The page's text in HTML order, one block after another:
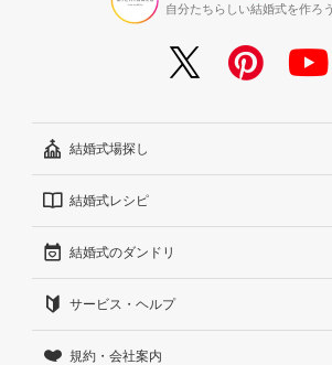
自分たちらしい結婚式を作ろう
結婚式場探し
エリアから探す
こだわりから探す
雰囲気から探す
見積りから探す
結婚式レシピ
結婚式準備レポート『ハナレポ』
結婚式当日の動画『ムビレポ』
結婚式のダンドリ
結婚準備ガイド
Wedding Park Magazine
サービス・ヘルプ
サイトコンセプト
規約・会社案内